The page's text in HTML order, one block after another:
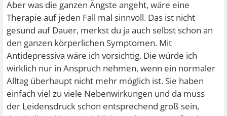
Aber was die ganzen Ängste angeht, wäre eine
Therapie auf jeden Fall mal sinnvoll. Das ist nicht
gesund auf Dauer, merkst du ja auch selbst schon an
den ganzen körperlichen Symptomen. Mit
Antidepressiva wäre ich vorsichtig. Die würde ich
wirklich nur in Anspruch nehmen, wenn ein normaler
Alltag überhaupt nicht mehr möglich ist. Sie haben
einfach viel zu viele Nebenwirkungen und da muss
der Leidensdruck schon entsprechend groß sein,